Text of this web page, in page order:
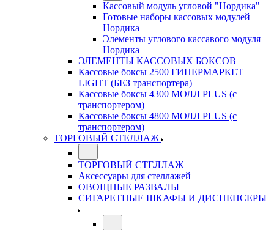
Кассовый модуль угловой "Нордика"
Готовые наборы кассовых модулей
Нордика
Элементы углового кассавого модуля
Нордика
ЭЛЕМЕНТЫ КАССОВЫХ БОКСОВ
Кассовые боксы 2500 ГИПЕРМАРКЕТ
LIGHT (БЕЗ транспортера)
Кассовые боксы 4300 МОЛЛ PLUS (с
транспортером)
Кассовые боксы 4800 МОЛЛ PLUS (с
транспортером)
ТОРГОВЫЙ СТЕЛЛАЖ
ТОРГОВЫЙ СТЕЛЛАЖ
Аксессуары для стеллажей
ОВОЩНЫЕ РАЗВАЛЫ
СИГАРЕТНЫЕ ШКАФЫ И ДИСПЕНСЕРЫ